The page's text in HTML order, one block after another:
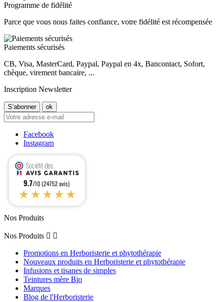
Programme de fidélité
Parce que vous nous faites confiance, votre fidélité est récompensée
Paiements sécurisés
CB, Visa, MasterCard, Paypal, Paypal en 4x, Bancontact, Sofort,
chèque, virement bancaire, ...
Inscription Newsletter
Facebook
Instagram
9.7/10 (24752 avis)
★★★★★
Nos Produits
Nos Produits  
Promotions en Herboristerie et phytothérapie
Nouveaux produits en Herboristerie et phytothérapie
Infusions et tisanes de simples
Teintures mère Bio
Marques
Blog de l'Herboristerie